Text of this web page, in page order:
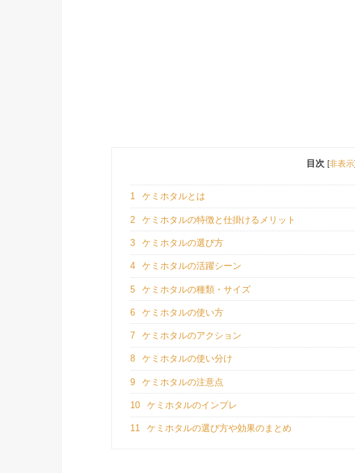
目次 [非表示
1 ケミホタルとは
2 ケミホタルの特徴と仕掛けるメリット
3 ケミホタルの選び方
4 ケミホタルの活躍シーン
5 ケミホタルの種類・サイズ
6 ケミホタルの使い方
7 ケミホタルのアクション
8 ケミホタルの使い分け
9 ケミホタルの注意点
10 ケミホタルのインプレ
11 ケミホタルの選び方や効果のまとめ